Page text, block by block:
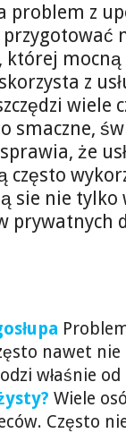
problem z
której
z
wiele
smaczne,
że
sie nie tylko
prywatnych
nawet
właśnie od
Wiele
Często